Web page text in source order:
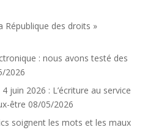
République des droits »
: nous avons testé des
2026
4 juin 2026 : L’écriture au service
être 08/05/2026
soignent les mots et les maux